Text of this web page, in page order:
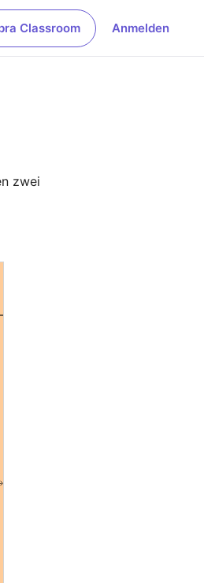
Classroom Anmelden
zwei